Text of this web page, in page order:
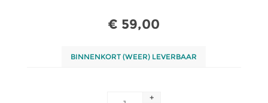
€ 59,00
BINNENKORT (WEER) LEVERBAAR
+